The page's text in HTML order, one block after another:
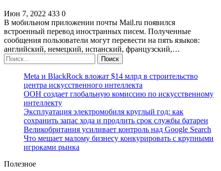
Июн 7, 2022 433 0
В мобильном приложении почты Mail.ru появился
встроенный перевод иностранных писем. Полученные
сообщения пользователи могут перевести на пять языков:
английский, немецкий, испанский, французский,…
Meta и BlackRock вложат $14 млрд в строительство
центра искусственного интеллекта
ООН создает глобальную комиссию по искусственному
интеллекту
Эксплуатация электромобиля круглый год: как
сохранить запас хода и продлить срок службы батареи
Великобритания усиливает контроль над Google Search
Что мешает малому бизнесу конкурировать с крупными
игроками рынка
Полезное